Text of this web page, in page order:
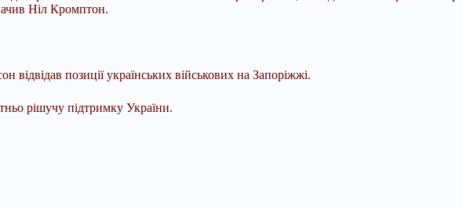
Ніл Кромптон.
позиції українських військових на Запоріжжі.
рішучу підтримку України.